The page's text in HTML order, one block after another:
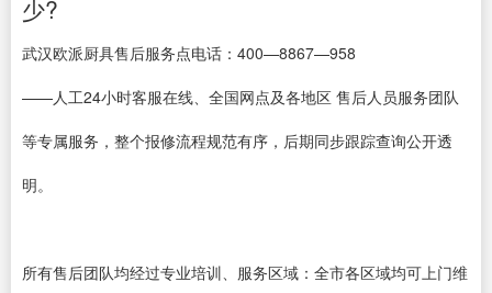
少?
武汉欧派厨具售后服务点电话：400—8867—958
——人工24小时客服在线、全国网点及各地区 售后人员服务团队
等专属服务，整个报修流程规范有序，后期同步跟踪查询公开透
明。
所有售后团队均经过专业培训、服务区域：全市各区域均可上门维